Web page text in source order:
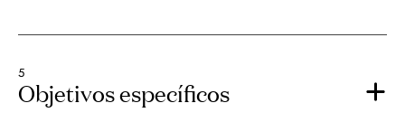
5
Objetivos específicos